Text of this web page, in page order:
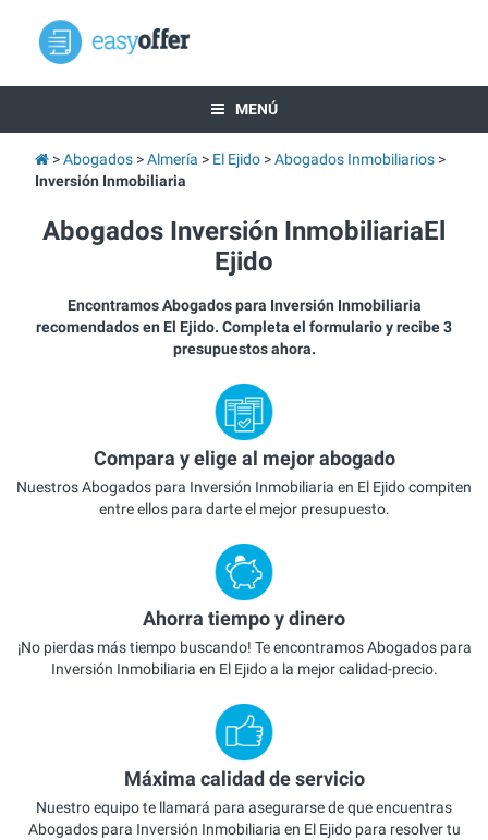
MENÚ
Abogados Almería El Ejido
Abogados Inmobiliarios
Inversión Inmobiliaria
Abogados Inversión InmobiliariaEl
Ejido
Encontramos Abogados para Inversión Inmobiliaria
recomendados en El Ejido. Completa el formulario y recibe 3
presupuestos ahora.
Compara y elige al mejor abogado
Nuestros Abogados para Inversión Inmobiliaria en El Ejido compiten
entre ellos para darte el mejor presupuesto.
Ahorra tiempo y dinero
¡No pierdas más tiempo buscando! Te encontramos Abogados para
Inversión Inmobiliaria en El Ejido a la mejor calidad-precio.
Máxima calidad de servicio
Nuestro equipo te llamará para asegurarse de que encuentras
Abogados para Inversión Inmobiliaria en El Ejido para resolver tu